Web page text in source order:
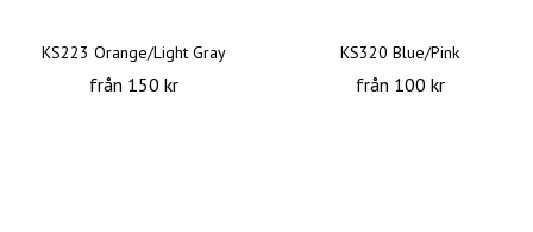
KS223 Orange/Light Gray
från 150 kr
KS320 Blue/Pink
från 100 kr